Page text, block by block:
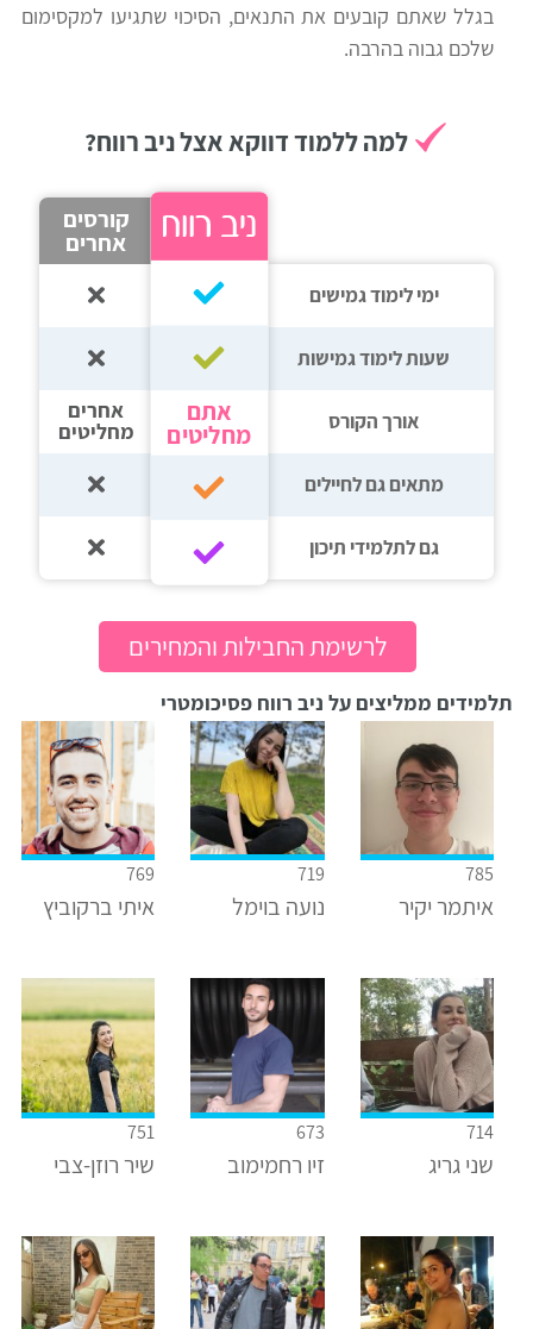
בגלל שאתם קובעים את התנאים, הסיכוי שתגיעו למקסימום
שלכם גבוה בהרבה.
למה ללמוד דווקא אצל ניב רווח?
ימי לימוד גמישים
שעות לימוד גמישות
אורך הקורס
מתאים גם לחיילים
גם לתלמידי תיכון‎‏
אתם
מחליטים
קורסים
אחרים
אחרים
מחליטים
לרשימת החבילות והמחירים
תלמידים ממליצים על ניב רווח פסיכומטרי
785
איתמר יקיר
719
נועה בוימל
769
איתי ברקוביץ
714
שני גריג
673
זיו רחמימוב
751
שיר רוזן-צבי